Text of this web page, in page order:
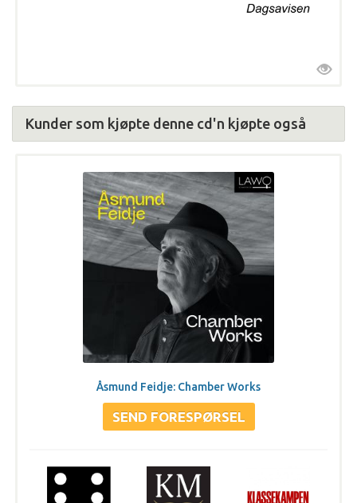
Kunder som kjøpte denne cd'n kjøpte også
Åsmund Feidje: Chamber Works